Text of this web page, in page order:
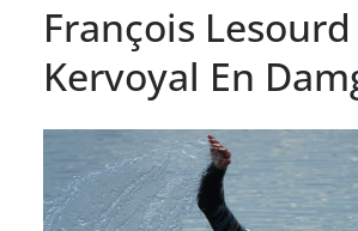
François Lesourd
Kervoyal En